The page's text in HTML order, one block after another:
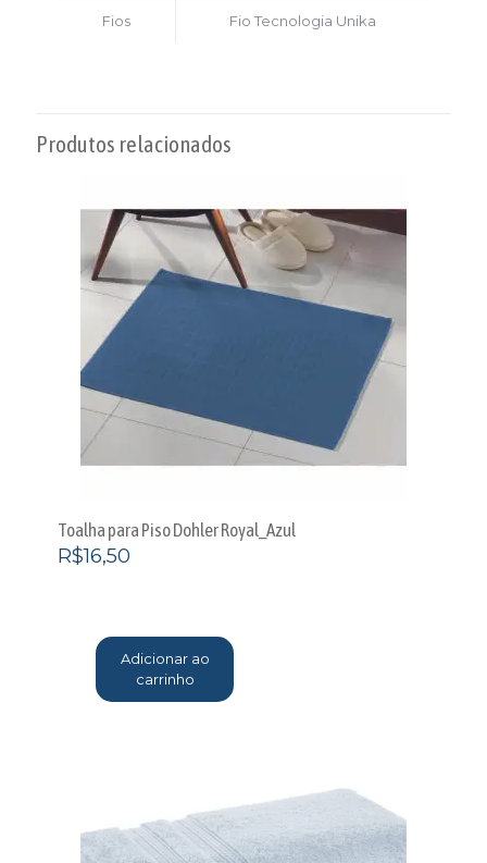
Fios Fio Tecnologia Unika
Produtos relacionados
Toalha para Piso Dohler Royal_Azul
R$16,50
Adicionar ao
carrinho